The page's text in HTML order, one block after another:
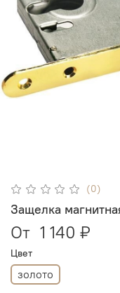
(0)
Защелка
От 1 140 ₽
Цвет
золото